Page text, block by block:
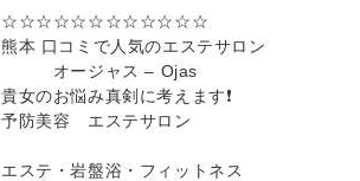
☆☆☆☆☆☆☆☆☆☆☆☆
熊本 口コミで人気のエステサロン
オージャス – Ojas
貴女のお悩み真剣に考えます❗️
予防美容 エステサロン
エステ・岩盤浴・フィットネス